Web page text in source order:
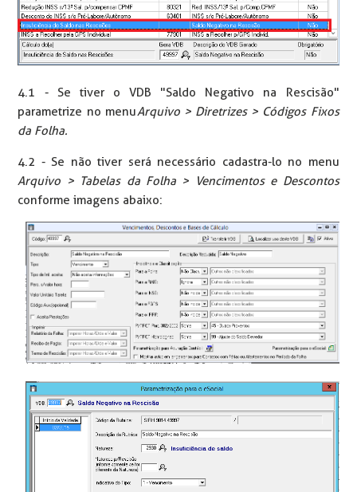
4.1 - Se tiver o VDB "Saldo Negativo na Rescisão"
parametrize no menuArquivo > Diretrizes > Códigos Fixos
da Folha.
4.2 - Se não tiver será necessário cadastra-lo no menu
Arquivo > Tabelas da Folha > Vencimentos e Descontos
conforme imagens abaixo: